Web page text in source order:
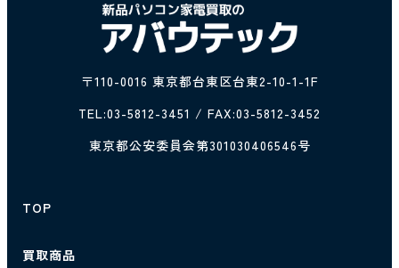
〒110-0016 東京都台東区台東2-10-1-1F
TEL:03-5812-3451 / FAX:03-5812-3452
東京都公安委員会第301030406546号
TOP
買取商品